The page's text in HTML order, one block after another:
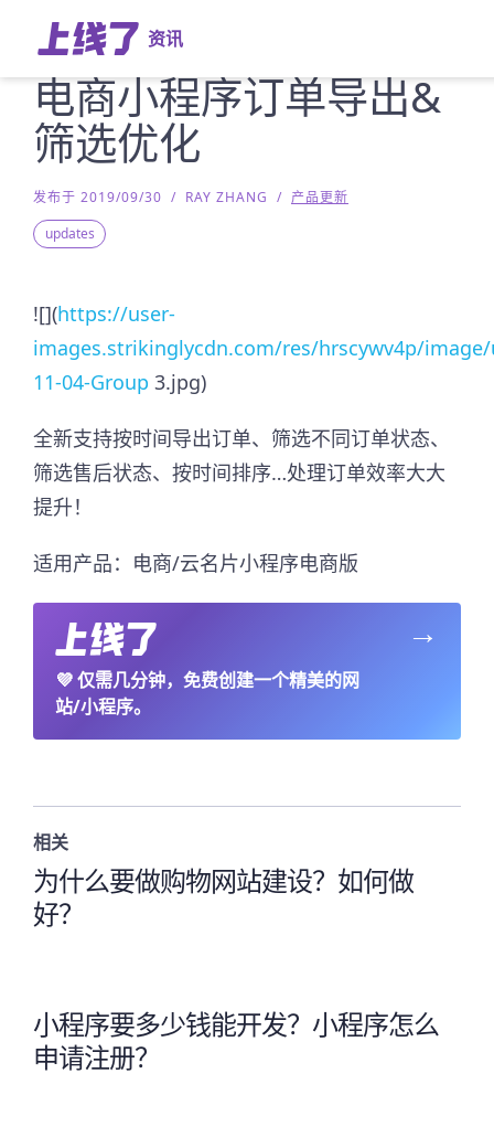
资讯
电商小程序订单导出&
筛选优化
发布于 2019/09/30 / RAY ZHANG / 产品更新
updates
![](https://user-
images.strikinglycdn.com/res/hrscywv4p/
11-04-Group 3.jpg)
全新支持按时间导出订单、筛选不同订单状态、
筛选售后状态、按时间排序…处理订单效率大大
提升！
适用产品：电商/云名片小程序电商版
💜仅需几分钟，免费创建一个精美的网
站/小程序。
→
相关
为什么要做购物网站建设？如何做
好？
小程序要多少钱能开发？小程序怎么
申请注册？